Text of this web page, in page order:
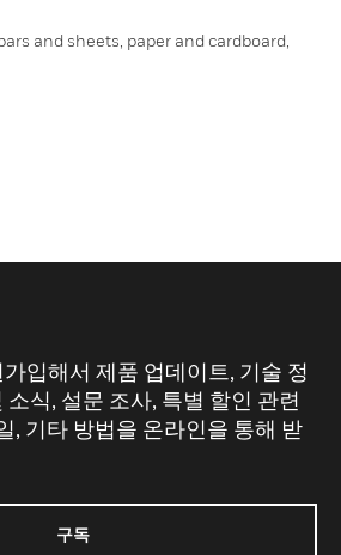
and sheets, paper and cardboard,
입해서 제품 업데이트, 기술 정
소식, 설문 조사, 특별 할인 관련
, 기타 방법을 온라인을 통해 받
구독